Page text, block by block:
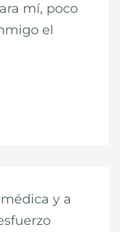
mí, poco
el
y a